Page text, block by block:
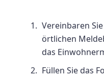
Vereinbaren
örtlichen
das
Füllen Sie das